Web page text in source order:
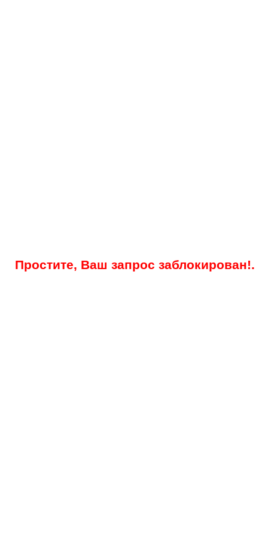
Простите, Ваш запрос заблокирован!.